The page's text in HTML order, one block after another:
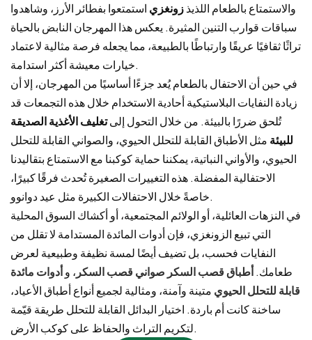
والاستمتاع بالطعام اللذيذزونغزي استمتعوا بفطائر الأرز، وشاهدوا
سباقات قوارب التنين المثيرة. يعكس هذا المهرجان النابض بالحياة
تراثًا ثقافيًا عريقًا وارتباطًا بالطبيعة، مما يجعله فرصة مثالية لاعتماد
خيارات معيشة أكثر استدامة.
في حين أن الاحتفال بالطعام يُعد جزءًا أساسيًا من المهرجان، إلا أن
زيادة النفايات البلاستيكية أحادية الاستخدام خلال هذه التجمعات قد
تُلحق ضررًا بالبيئة. من خلال التحول إلىتغليف الأغذية الصديقة
للبيئة مثل الأطباق القابلة للتحلل الحيوي، والصواني القابلة للتحلل
الحيوي، والأواني النباتية، يمكننا حماية كوكبنا مع الاستمتاع بتقاليدنا
الاحتفالية المفضلة. هذه التغييرات الصغيرة تُحدث فرقًا كبيرًا،
خاصةً خلال الاحتفالات الكبيرة مثل عيد دوانوو.
في النزهات العائلية، أو الولائم المجتمعية، أو أكشاك السوق المحلية
التي تبيع الزونغزي، فإن أدوات المائدة المستدامة لا تقلل من
النفايات فحسب، بل تضيف أيضًا لمسة نظيفة وطبيعية لعرض
طعامك.أطباق قصب السكر صواني قصب السكر ، وأدوات مائدة
قابلة للتحلل الحيوي متينة وآمنة، ومثالية لجميع أنواع أطباق الأعياد،
ساخنة كانت أم باردة. اختيار البدائل القابلة للتحلل طريقة قيّمة
لتكريم التراث والحفاظ على كوكب الأرض.